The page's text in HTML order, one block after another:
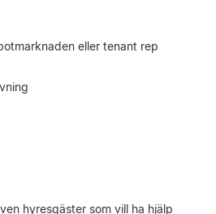
eller tenant rep
hyresgäster som vill ha hjälp